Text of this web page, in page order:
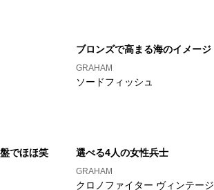
ブロンズで高まる海のイメージ
GRAHAM
ソードフィッシュ
でほほ笑
選べる4人の女性兵士
GRAHAM
クロノファイター ヴィンテージ